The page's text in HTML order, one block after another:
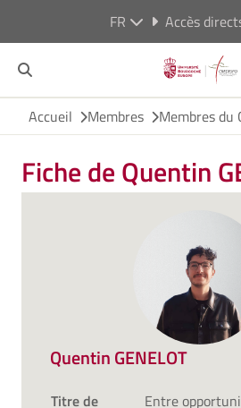
FR Accès
Accueil Membres Membres du
Fiche de Quentin
Quentin GENELOT
Titre de
Entre